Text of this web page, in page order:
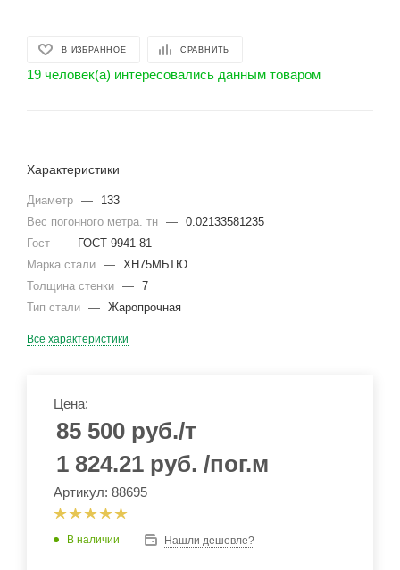
В ИЗБРАННОЕ СРАВНИТЬ
19 человек(а) интересовались данным товаром
Характеристики
Диаметр —
133
Вес погонного метра. тн — 0.02133581235
Гост —
ГОСТ 9941-81
Марка стали — ХН75МБТЮ
Толщина стенки — 7
Тип стали — Жаропрочная
Все характеристики
Цена:
85 500 руб./т
1 824.21 руб. /пог.м
Артикул: 88695
В наличии Нашли дешевле?